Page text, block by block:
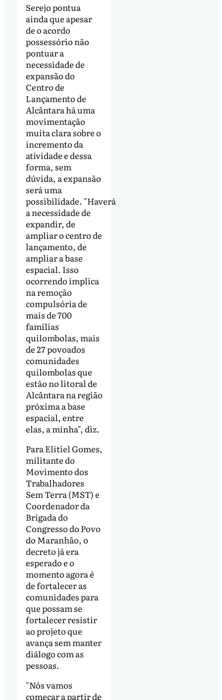
Serejo pontua
ainda que apesar
de o acordo
possessório não
pontuar a
necessidade de
expansão do
Centro de
Lançamento de
Alcântara há uma
movimentação
muita clara sobre o
incremento da
atividade e dessa
forma, sem
dúvida, a expansão
será uma
possibilidade. "Haverá
a necessidade de
expandir, de
ampliar o centro de
lançamento, de
ampliar a base
espacial. Isso
ocorrendo implica
na remoção
compulsória de
mais de 700
famílias
quilombolas, mais
de 27 povoados
comunidades
quilombolas que
estão no litoral de
Alcântara na região
próxima a base
espacial, entre
elas, a minha", diz.
Para Elitiel Gomes,
militante do
Movimento dos
Trabalhadores
Sem Terra (MST) e
Coordenador da
Brigada do
Congresso do Povo
do Maranhão, o
decreto já era
esperado e o
momento agora é
de fortalecer as
comunidades para
que possam se
fortalecer resistir
ao projeto que
avança sem manter
diálogo com as
pessoas.
"Nós vamos
começar a partir de